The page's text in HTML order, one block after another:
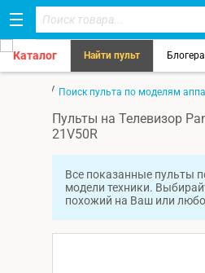
Каталог Найти пульт
/ Поиск пульта по моделям
Пульты на Телевизор
21V50R
Все показанные пульты
модели техники.
похожий на Ваш или